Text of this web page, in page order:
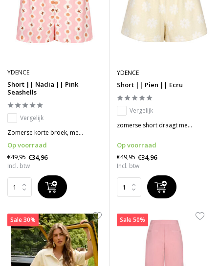
YDENCE
Short || Nadia || Pink
Seashells
Vergelijk
Zomerse korte broek, me...
Op voorraad
€49,95 €34,96
Incl. btw
YDENCE
Short || Pien || Ecru
Vergelijk
zomerse short draagt me...
Op voorraad
€49,95 €34,96
Incl. btw
Sale 30% Sale 50%